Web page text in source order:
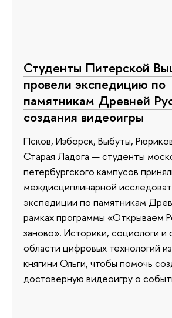
Студенты Питерской
провели экспедицию по
памятникам Древней
создания видеоигры
Псков, Изборск, Выбуты,
Старая Ладога — студенты
петербургского кампусов
междисциплинарной
экспедиции по памятникам
рамках программы «Открываем
заново». Историки, социологи и
области цифровых технологий
княгини Ольги, чтобы помочь
достоверную видеоигру о